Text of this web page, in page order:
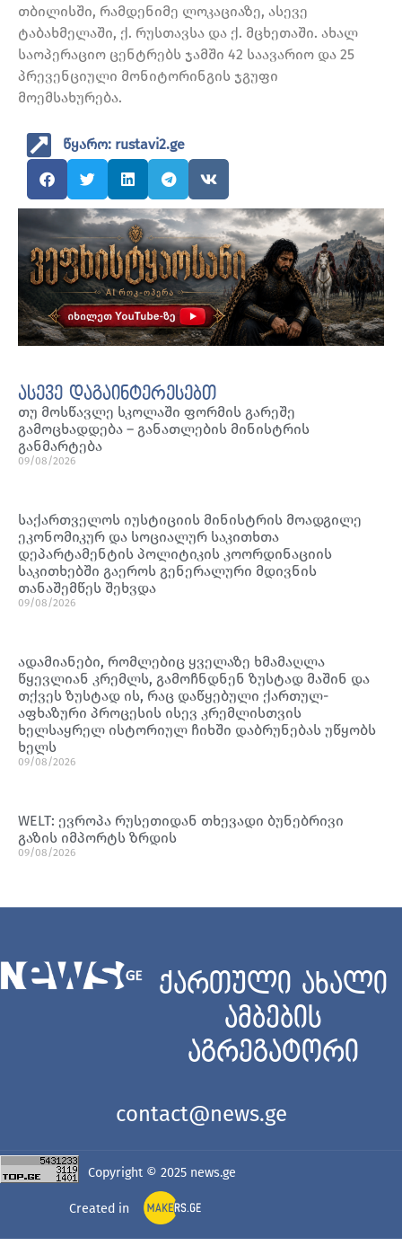
თბილისში, რამდენიმე ლოკაციაზე, ასევე
ტაბახმელაში, ქ. რუსთავსა და ქ. მცხეთაში. ახალ
საოპერაციო ცენტრებს ჯამში 42 საავარიო და 25
პრევენციული მონიტორინგის ჯგუფი
მოემსახურება.
წყარო: rustavi2.ge
ასევე დაგაინტერესებთ
თუ მოსწავლე სკოლაში ფორმის გარეშე
გამოცხადდება – განათლების მინისტრის
განმარტება
09/08/2026
საქართველოს იუსტიციის მინისტრის მოადგილე
ეკონომიკურ და სოციალურ საკითხთა
დეპარტამენტის პოლიტიკის კოორდინაციის
საკითხებში გაეროს გენერალური მდივნის
თანაშემწეს შეხვდა
09/08/2026
ადამიანები, რომლებიც ყველაზე ხმამაღლა
წყევლიან კრემლს, გამოჩნდნენ ზუსტად მაშინ და
თქვეს ზუსტად ის, რაც დაწყებული ქართულ-
აფხაზური პროცესის ისევ კრემლისთვის
ხელსაყრელ ისტორიულ ჩიხში დაბრუნებას უწყობს
ხელს
09/08/2026
WELT: ევროპა რუსეთიდან თხევადი ბუნებრივი
გაზის იმპორტს ზრდის
09/08/2026
ქართული ახალი
ამბების
აგრეგატორი
contact@news.ge
Copyright © 2025 news.ge
Created in